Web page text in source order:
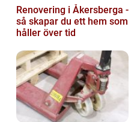
Renovering i Åkersberga -
så skapar du ett hem som
håller över tid